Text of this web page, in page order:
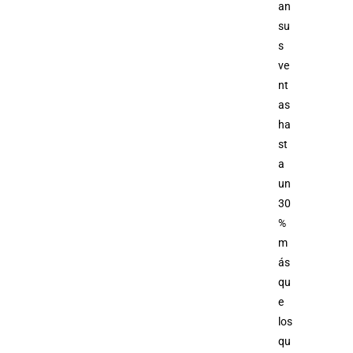
an
su
s
ve
nt
as
ha
st
a
un
30
%
m
ás
qu
e
los
qu